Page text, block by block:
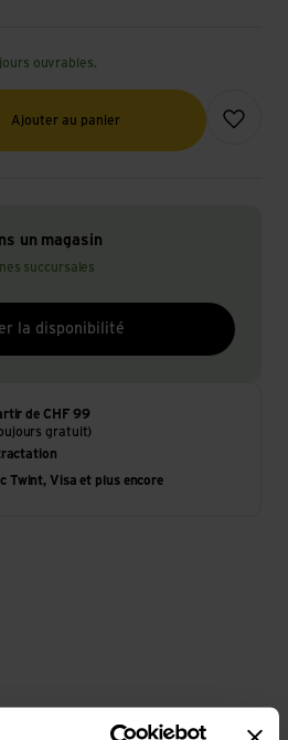
ouvrables.
Ajouter au panier
Ajouter à
un magasin
succursales
la disponibilité
de CHF 99
gratuit)
Twint, Visa et plus encore